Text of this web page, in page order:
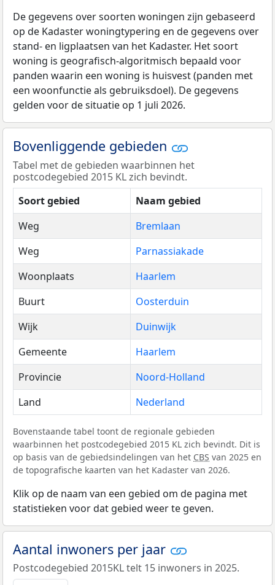
De gegevens over soorten woningen zijn gebaseerd
op de Kadaster woningtypering en de gegevens over
stand- en ligplaatsen van het Kadaster. Het soort
woning is geografisch-algoritmisch bepaald voor
panden waarin een woning is huisvest (panden met
een woonfunctie als gebruiksdoel). De gegevens
gelden voor de situatie op 1 juli 2026.
Bovenliggende gebieden
Tabel met de gebieden waarbinnen het
postcodegebied 2015 KL zich bevindt.
Soort gebied
Naam gebied
Weg
Bremlaan
Weg
Parnassiakade
Woonplaats
Haarlem
Buurt
Oosterduin
Wijk
Duinwijk
Gemeente
Haarlem
Provincie
Noord-Holland
Land
Nederland
Bovenstaande tabel toont de regionale gebieden
waarbinnen het postcodegebied 2015 KL zich bevindt. Dit is
op basis van de gebiedsindelingen van het CBS van 2025 en
de topografische kaarten van het Kadaster van 2026.
Klik op de naam van een gebied om de pagina met
statistieken voor dat gebied weer te geven.
Aantal inwoners per jaar
Postcodegebied 2015KL telt 15 inwoners in 2025.